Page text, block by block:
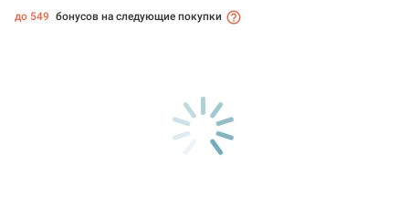
до 549 бонусов на следующие покупки